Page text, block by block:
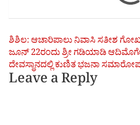
Post
navigation
ಶಿಶಿಲ: ಆಚಾರಿಪಾಲು ನಿವಾಸಿ ಸತೀಶ
ಜೂನ್ 22ರಂದು ಶ್ರೀ ಗಡಿಯಾಡಿ
ದೇವಸ್ಥಾನದಲ್ಲಿ ಕುಣಿತ ಭಜನಾ
Leave a Reply